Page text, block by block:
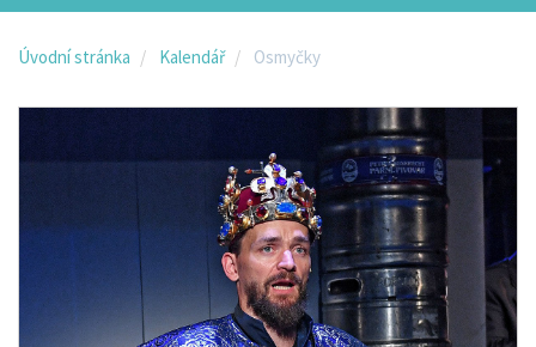
Úvodní stránka Kalendář Osmyčky